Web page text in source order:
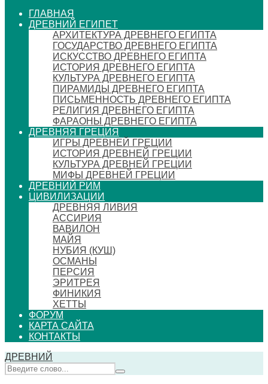
ГЛАВНАЯ
ДРЕВНИЙ ЕГИПЕТ
АРХИТЕКТУРА ДРЕВНЕГО ЕГИПТА
ГОСУДАРСТВО ДРЕВНЕГО ЕГИПТА
ИСКУССТВО ДРЕВНЕГО ЕГИПТА
ИСТОРИЯ ДРЕВНЕГО ЕГИПТА
КУЛЬТУРА ДРЕВНЕГО ЕГИПТА
ПИРАМИДЫ ДРЕВНЕГО ЕГИПТА
ПИСЬМЕННОСТЬ ДРЕВНЕГО ЕГИПТА
РЕЛИГИЯ ДРЕВНЕГО ЕГИПТА
ФАРАОНЫ ДРЕВНЕГО ЕГИПТА
ДРЕВНЯЯ ГРЕЦИЯ
ИГРЫ ДРЕВНЕЙ ГРЕЦИИ
ИСТОРИЯ ДРЕВНЕЙ ГРЕЦИИ
КУЛЬТУРА ДРЕВНЕЙ ГРЕЦИИ
МИФЫ ДРЕВНЕЙ ГРЕЦИИ
ДРЕВНИЙ РИМ
ЦИВИЛИЗАЦИИ
ДРЕВНЯЯ ЛИВИЯ
АССИРИЯ
ВАВИЛОН
МАЙЯ
НУБИЯ (КУШ)
ОСМАНЫ
ПЕРСИЯ
ЭРИТРЕЯ
ФИНИКИЯ
ХЕТТЫ
ФОРУМ
КАРТА САЙТА
КОНТАКТЫ
ДРЕВНИЙ